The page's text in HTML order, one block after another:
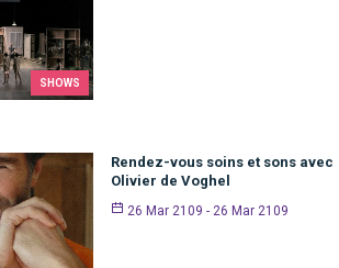
SHOWS
Rendez-vous soins et sons avec
Olivier de Voghel
26 Mar 2109 - 26 Mar 2109